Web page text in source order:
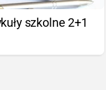
szkolne 2+1